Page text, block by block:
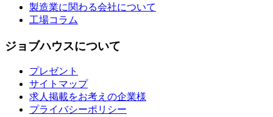
製造業に関わる会社について
工場コラム
ジョブハウスについて
プレゼント
サイトマップ
求人掲載をお考えの企業様
プライバシーポリシー